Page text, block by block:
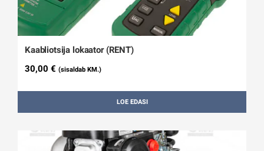
Kaabliotsija lokaator (RENT)
30,00 € (sisaldab KM.)
LOE EDASI